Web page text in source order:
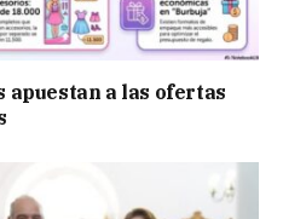
apuestan a las ofertas